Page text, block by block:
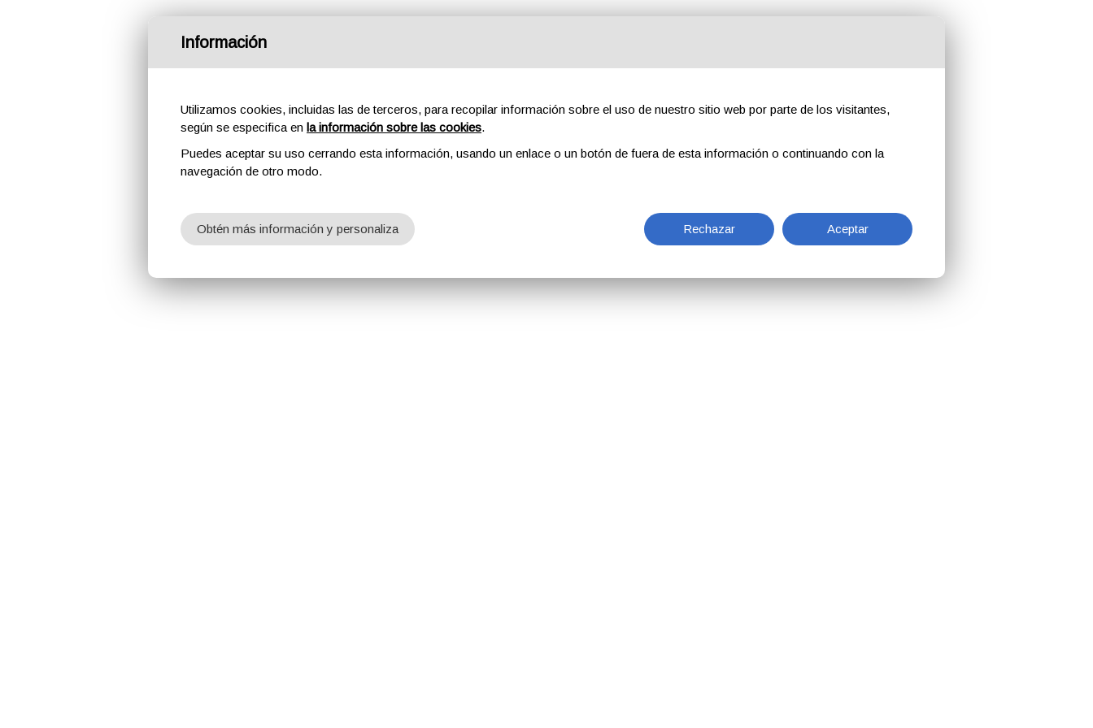
Información
Utilizamos cookies, incluidas las de terceros, para recopilar información sobre el uso de nuestro sitio web por parte de los visitantes,
según se especifica en la información sobre las cookies.
Puedes aceptar su uso cerrando esta información, usando un enlace o un botón de fuera de esta información o continuando con la
navegación de otro modo.
Rechazar Aceptar
Obtén más información y personaliza